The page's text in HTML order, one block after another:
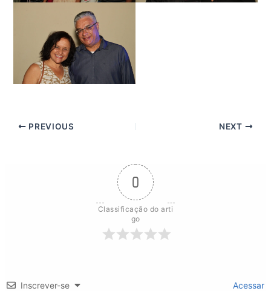
PREVIOUS NEXT
0
Classificação do arti
go
Inscrever-se Acessar